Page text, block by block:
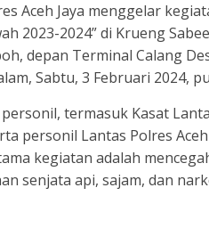
Aceh Jaya menggelar
2023-2024” di Krueng
depan Terminal Calang
Sabtu, 3 Februari 2024,
termasuk Kasat
personil Lantas Polres
kegiatan adalah
senjata api, sajam, dan